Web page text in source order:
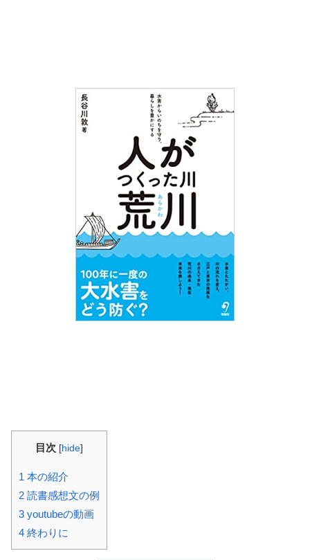
目次 [hide]
1 本の紹介
2 読書感想文の例
3 youtubeの動画
4 終わりに